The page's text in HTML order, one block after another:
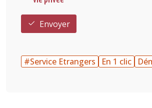
Envoyer
#Service Etrangers En 1 clic